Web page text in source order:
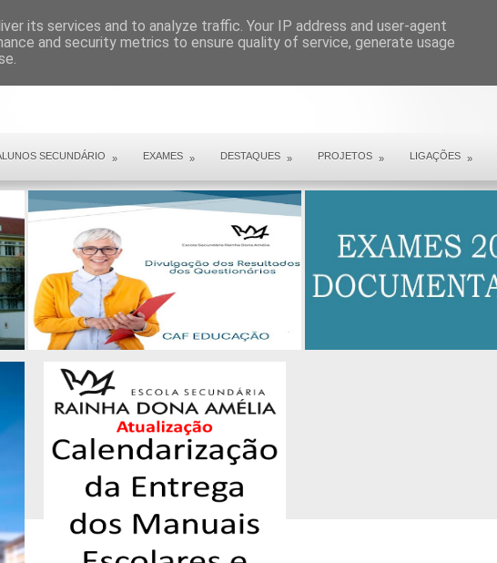
SECUNDÁRIO » EXAMES » DESTAQUES » PROJETOS » LIGAÇÕES »
its services and to analyze traffic. Your IP address and user-agent
and security metrics to ensure quality of service, generate usage